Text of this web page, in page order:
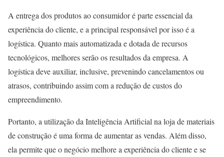
A entrega dos produtos ao consumidor é parte essencial da
experiência do cliente, e a principal responsável por isso é a
logística. Quanto mais automatizada e dotada de recursos
tecnológicos, melhores serão os resultados da empresa. A
logística deve auxiliar, inclusive, prevenindo cancelamentos ou
atrasos, contribuindo assim com a redução de custos do
empreendimento.
Portanto, a utilização da Inteligência Artificial na loja de materiais
de construção é uma forma de aumentar as vendas. Além disso,
ela permite que o negócio melhore a experiência do cliente e se